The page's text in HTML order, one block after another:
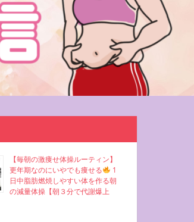
【毎朝の激痩せ体操ルーティン】
更年期なのにいやでも痩せる
1
日中脂肪燃焼しやすい体を作る朝
の減量体操【朝３分で代謝爆上